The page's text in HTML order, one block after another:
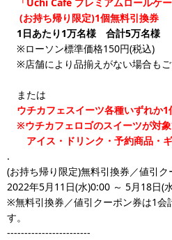
(お持ち帰り限定)1個無料引換券
1日あたり1万名様 合計5万名様
※ローソン標準価格150円(税込)
※店舗により品揃えがない場合もご
または
ウチカフェスイーツ各種いずれか1
※ウチカフェロゴのスイーツが対象
アイス・ドリンク・予約商品・ギ
.
(お持ち帰り限定)無料引換券／値引
2022年5月11日(水)0:00 ～ 5月18日(
※無料引換券／値引クーポン券は1会
す。
------------------------